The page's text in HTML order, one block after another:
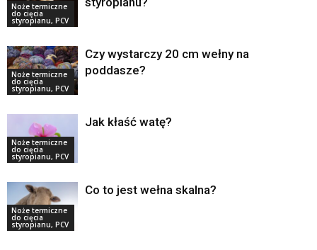
Noże termiczne
do cięcia
styropianu, PCV
Noże termiczne
do cięcia
styropianu, PCV
Czy wystarczy 20 cm wełny na
poddasze?
Noże termiczne
do cięcia
styropianu, PCV
Jak kłaść watę?
Noże termiczne
do cięcia
styropianu, PCV
Co to jest wełna skalna?